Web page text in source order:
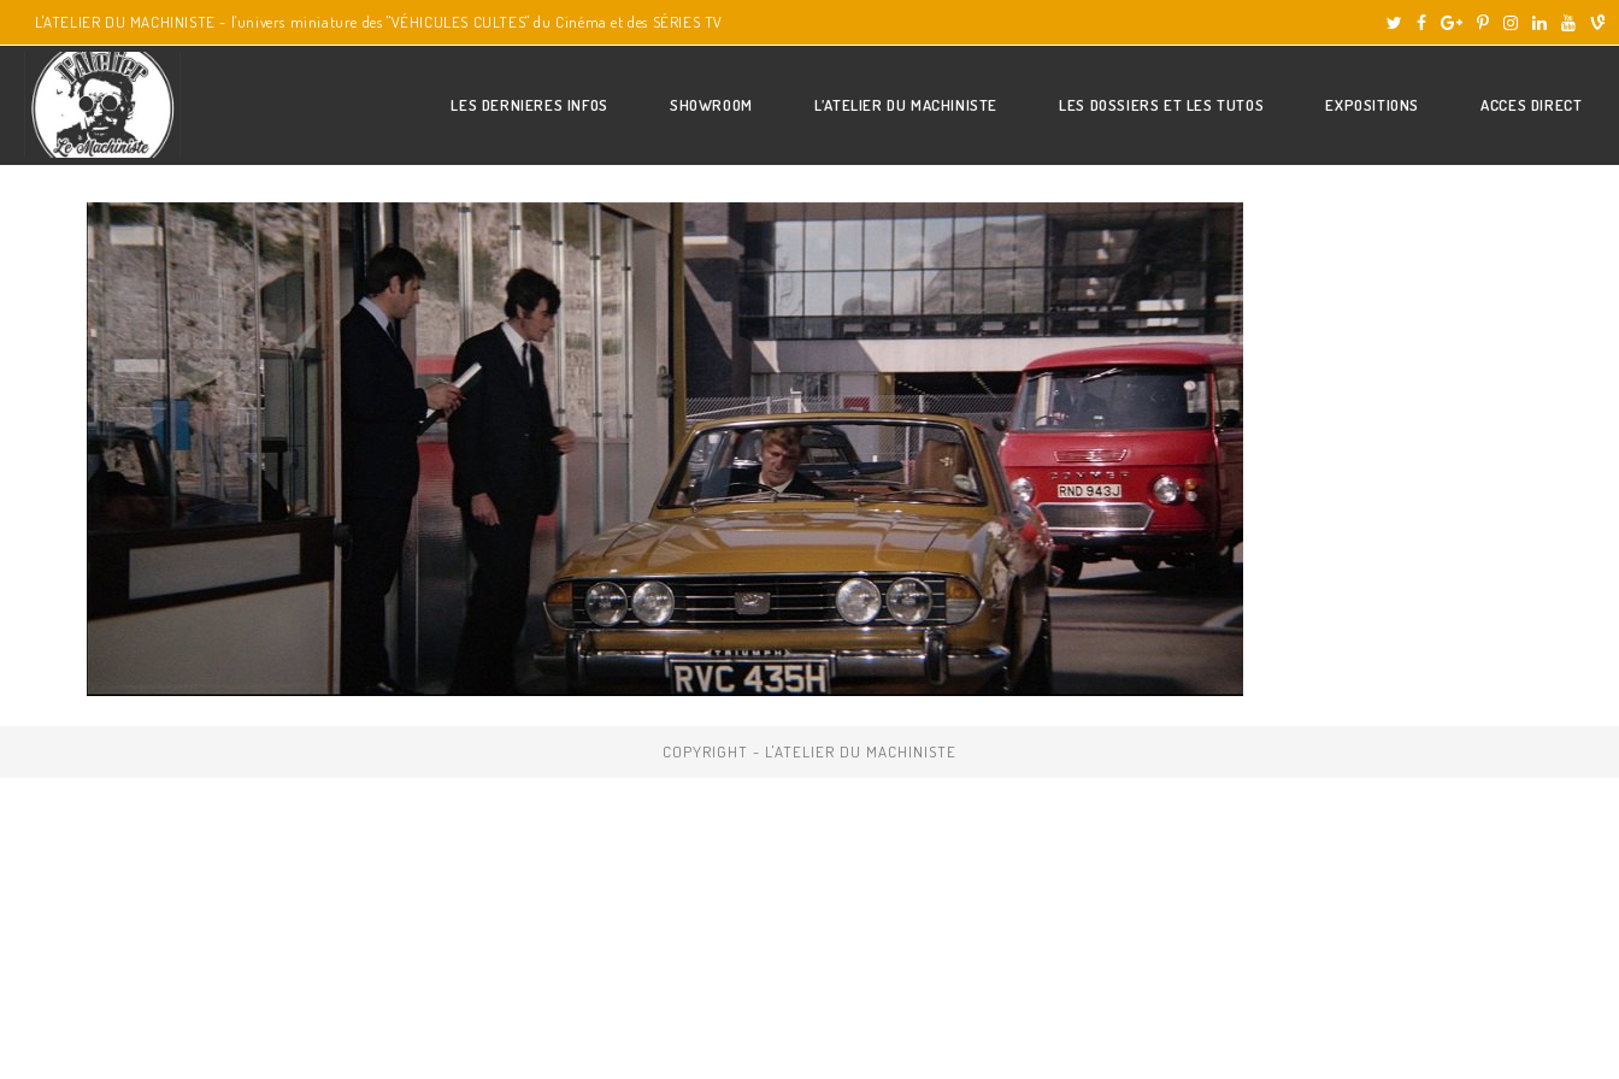
L'ATELIER DU MACHINISTE - l'univers miniature des "VÉHICULES CULTES" du Cinéma et des SÉRIES TV
LES DERNIERES INFOS SHOWROOM L’ATELIER DU MACHINISTE LES DOSSIERS ET LES TUTOS EXPOSITIONS ACCES DIRECT
COPYRIGHT - L'ATELIER DU MACHINISTE